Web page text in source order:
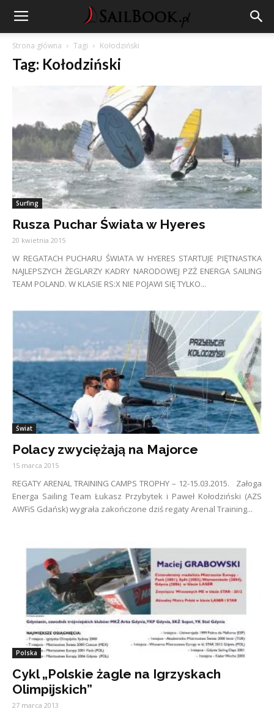
Strona główna Tagi Kołodziński
Tag: Kołodziński
Surfing
Rusza Puchar Świata w Hyeres
20 kwietnia 2015
W REGATACH PUCHARU ŚWIATA W HYERES STARTUJE PIĘTNASTKA
NAJLEPSZYCH ŻEGLARZY KADRY NARODOWEJ PZŻ ENERGA SAILING
TEAM POLAND. W KLASIE RS:X NIE POJAWI SIĘ TYLKO...
Świat
Polacy zwyciężają na Majorce
15 marca 2015
REGATY ARENAL TRAINING CAMPS TROPHY – 12-15.03.2015. Załoga
Energa Sailing Team Łukasz Przybytek i Paweł Kołodziński (AZS
AWFiS Gdańsk) wygrała zakończone dziś regaty Arenal Training...
Polska
Cykl „Polskie żagle na Igrzyskach
Olimpijskich”
27 marca 2013